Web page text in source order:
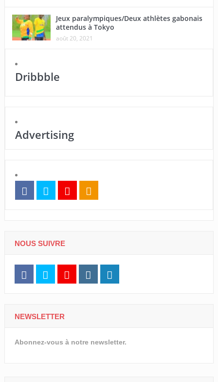
Jeux paralympiques/Deux athlètes gabonais
attendus à Tokyo
août 20, 2021
Dribbble
Advertising
NOUS SUIVRE
NEWSLETTER
Abonnez-vous à notre newsletter.